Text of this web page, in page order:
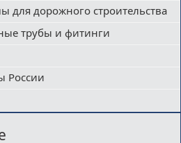
для дорожного строительства
трубы и фитинги
России